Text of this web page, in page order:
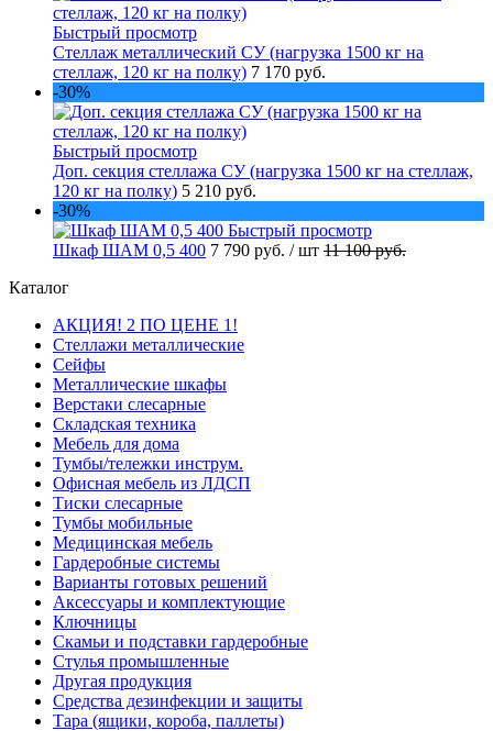
Быстрый просмотр
Стеллаж металлический СУ (нагрузка 1500 кг на
стеллаж, 120 кг на полку) 7 170 руб.
-30%
Быстрый просмотр
Доп. секция стеллажа СУ (нагрузка 1500 кг на стеллаж,
120 кг на полку) 5 210 руб.
-30%
Быстрый просмотр
Шкаф ШАМ 0,5 400 7 790 руб. / шт 11 100 руб.
Каталог
АКЦИЯ! 2 ПО ЦЕНЕ 1!
Стеллажи металлические
Сейфы
Металлические шкафы
Верстаки слесарные
Складская техника
Мебель для дома
Тумбы/тележки инструм.
Офисная мебель из ЛДСП
Тиски слесарные
Тумбы мобильные
Медицинская мебель
Гардеробные системы
Варианты готовых решений
Аксессуары и комплектующие
Ключницы
Скамьи и подставки гардеробные
Стулья промышленные
Другая продукция
Средства дезинфекции и защиты
Тара (ящики, короба, паллеты)